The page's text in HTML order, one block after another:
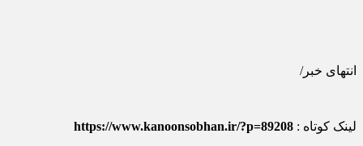
انتهای خبر/
لینک کوتاه : https://www.kanoonsobhan.ir/?p=89208